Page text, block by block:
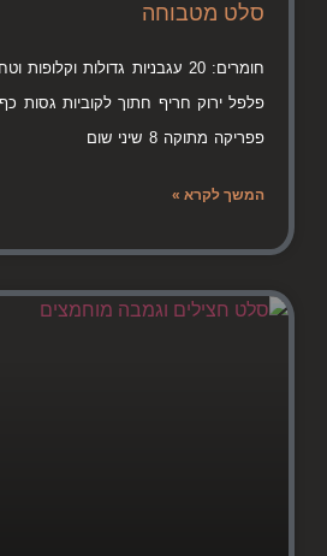
סלט מטבוחה
חומרים: 20 עגבניות גדולות
פלפל ירוק חריף חתוך לקוביות גסות
פפריקה מתוקה 8 שיני שום
המשך לקרא »